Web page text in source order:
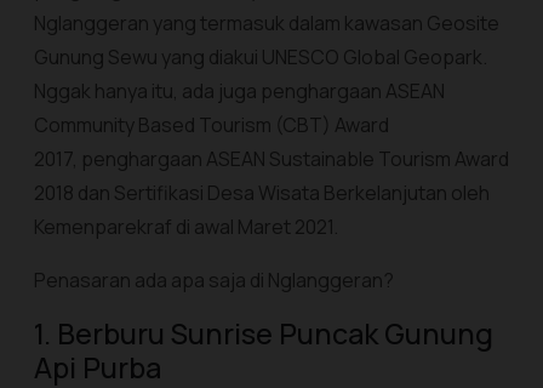
Nglanggeran yang termasuk dalam kawasan Geosite
Gunung Sewu yang diakui UNESCO Global Geopark.
Nggak hanya itu, ada juga penghargaan ASEAN
Community Based Tourism (CBT) Award
2017, penghargaan ASEAN Sustainable Tourism Award
2018 dan Sertifikasi Desa Wisata Berkelanjutan oleh
Kemenparekraf di awal Maret 2021.
Penasaran ada apa saja di Nglanggeran?
1. Berburu Sunrise Puncak Gunung
Api Purba